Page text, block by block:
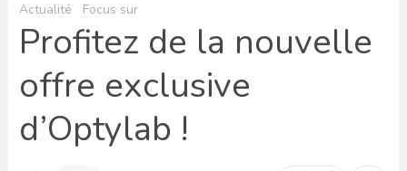
Actualité Focus sur
Profitez de la nouvelle
offre exclusive
d’Optylab !